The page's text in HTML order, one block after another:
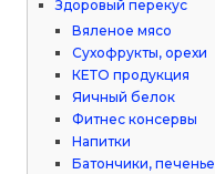
Здоровый перекус
Вяленое мясо
Сухофрукты, орехи
КЕТО продукция
Яичный белок
Фитнес консервы
Напитки
Батончики, печенье